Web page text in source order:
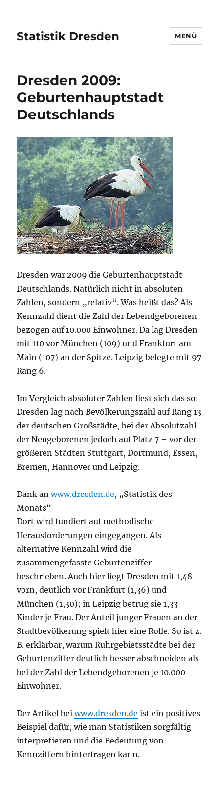
Statistik Dresden MENÜ
Dresden 2009:
Geburtenhauptstadt
Deutschlands
Dresden war 2009 die Geburtenhauptstadt
Deutschlands. Natürlich nicht in absoluten
Zahlen, sondern „relativ“. Was heißt das? Als
Kennzahl dient die Zahl der Lebendgeborenen
bezogen auf 10.000 Einwohner. Da lag Dresden
mit 110 vor München (109) und Frankfurt am
Main (107) an der Spitze. Leipzig belegte mit 97
Rang 6.
Im Vergleich absoluter Zahlen liest sich das so:
Dresden lag nach Bevölkerungszahl auf Rang 13
der deutschen Großstädte, bei der Absolutzahl
der Neugeborenen jedoch auf Platz 7 – vor den
größeren Städten Stuttgart, Dortmund, Essen,
Bremen, Hannover und Leipzig.
Dank anwww.dresden.de, „Statistik des
Monats“
Dort wird fundiert auf methodische
Herausforderungen eingegangen. Als
alternative Kennzahl wird die
zusammengefasste Geburtenziffer
beschrieben. Auch hier liegt Dresden mit 1,48
vorn, deutlich vor Frankfurt (1,36) und
München (1,30); in Leipzig betrug sie 1,33
Kinder je Frau. Der Anteil junger Frauen an der
Stadtbevölkerung spielt hier eine Rolle. So ist z.
B. erklärbar, warum Ruhrgebietsstädte bei der
Geburtenziffer deutlich besser abschneiden als
bei der Zahl der Lebendgeborenen je 10.000
Einwohner.
Der Artikel beiwww.dresden.de ist ein positives
Beispiel dafür, wie man Statistiken sorgfältig
interpretieren und die Bedeutung von
Kennziffern hinterfragen kann.